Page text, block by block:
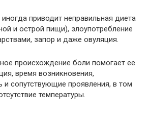
приводит неправильная диета
и острой пищи), злоупотребление
запор и даже овуляция.
происхождение боли помогает ее
время возникновения,
и сопутствующие проявления, в том
температуры.